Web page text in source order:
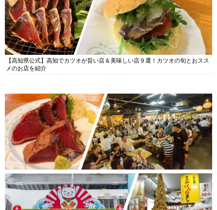
【高知県公式】高知でカツオが旨い店＆美味しい店９選！カツオの旬とおスス
メのお店を紹介